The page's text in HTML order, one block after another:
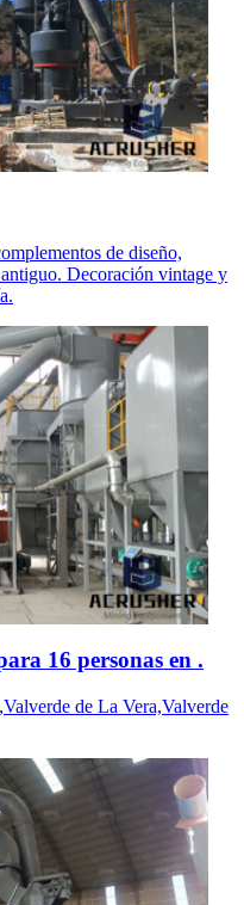
de diseño,
Decoración vintage y
16 personas en .
de La Vera,Valverde